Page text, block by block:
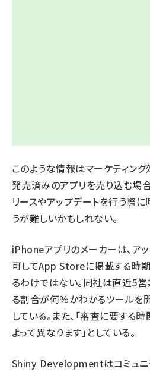
このような情報はマーケティン
発売済みのアプリを売り込む場
リースやアップデートを行う際
うが難しいかもしれない。
iPhoneアプリのメーカーは、ア
可してApp Storeに掲載する時
るわけではない。同社は直近5
る割合が何％かわかるツールを
している。また、「審査に要する
よって異なります」 としている。
Shiny Developmentはコミュニ